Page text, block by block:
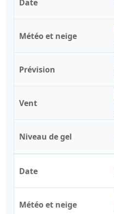
Date
Météo et neige
Prévision
Vent
Niveau de gel
Date
Météo et neige